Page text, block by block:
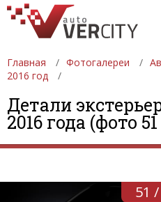
Главная Фотогалереи
2016 год
Детали
2016 года (фото
ФОТОГАЛЕРЕИ
АВТОСАЛОНЫ
51